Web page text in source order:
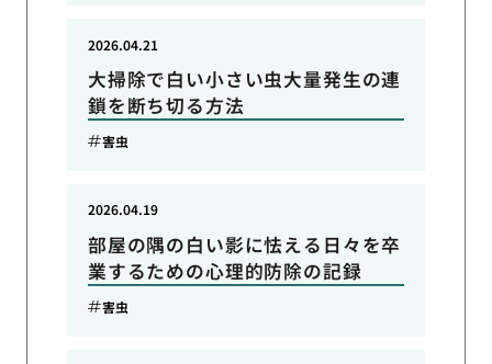
大掃除で白い小さい虫大量発生の連
鎖を断ち切る方法
2026.04.21
害虫
部屋の隅の白い影に怯える日々を卒
業するための心理的防除の記録
2026.04.19
害虫